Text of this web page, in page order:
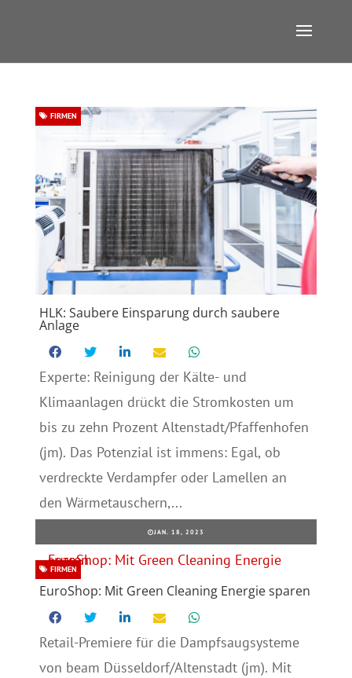
HLK: Saubere Einsparung durch saubere
Anlage
FIRMEN
Experte: Reinigung der Kälte- und
Klimaanlagen drückt die Stromkosten um
bis zu zehn Prozent Altenstadt/Pfaffenhofen
(jm). Das Potenzial ist immens: Egal, ob
verdreckte Verdampfer oder Lamellen an
den Wärmetauschern,...
JAN. 18, 2023
EuroShop: Mit Green Cleaning Energie sparen
FIRMEN
Retail-Premiere für die Dampfsaugsysteme
von beam Düsseldorf/Altenstadt (jm). Mit